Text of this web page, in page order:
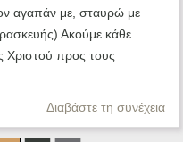
αγαπάν με, σταυρώ με
Ακούμε κάθε
προς τους
Διαβάστε τη συνέχεια